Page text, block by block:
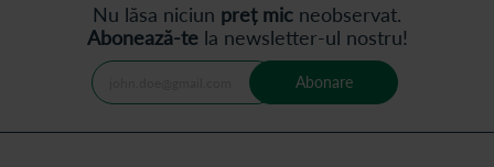
Nu lăsa niciun preț mic neobservat.
Abonează-tela newsletter-ul nostru!
Abonare